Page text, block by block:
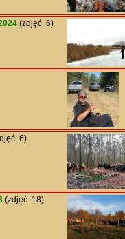
(zdjęć: 6)
6)
(zdjęć: 18)